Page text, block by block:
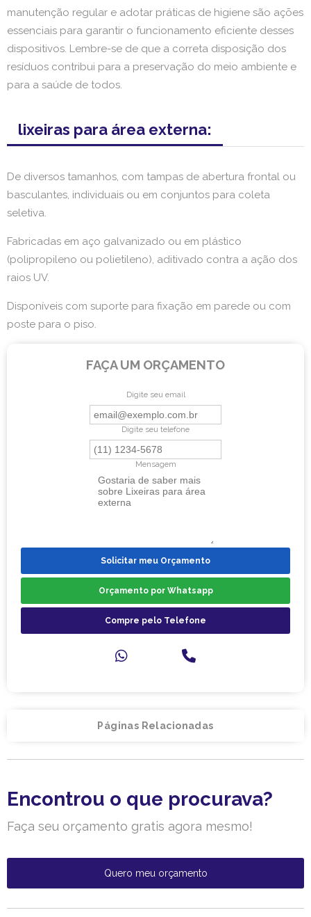
manutenção regular e adotar práticas de higiene são ações
essenciais para garantir o funcionamento eficiente desses
dispositivos. Lembre-se de que a correta disposição dos
resíduos contribui para a preservação do meio ambiente e
para a saúde de todos.
lixeiras para área externa:
De diversos tamanhos, com tampas de abertura frontal ou
basculantes, individuais ou em conjuntos para coleta
seletiva.
Fabricadas em aço galvanizado ou em plástico
(polipropileno ou polietileno), aditivado contra a ação dos
raios UV.
Disponíveis com suporte para fixação em parede ou com
poste para o piso.
FAÇA UM ORÇAMENTO
Digite seu email
Digite seu telefone
Mensagem
Solicitar meu Orçamento
Orçamento por Whatsapp
Compre pelo Telefone
Páginas Relacionadas
Encontrou o que procurava?
Faça seu orçamento gratis agora mesmo!
Quero meu orçamento